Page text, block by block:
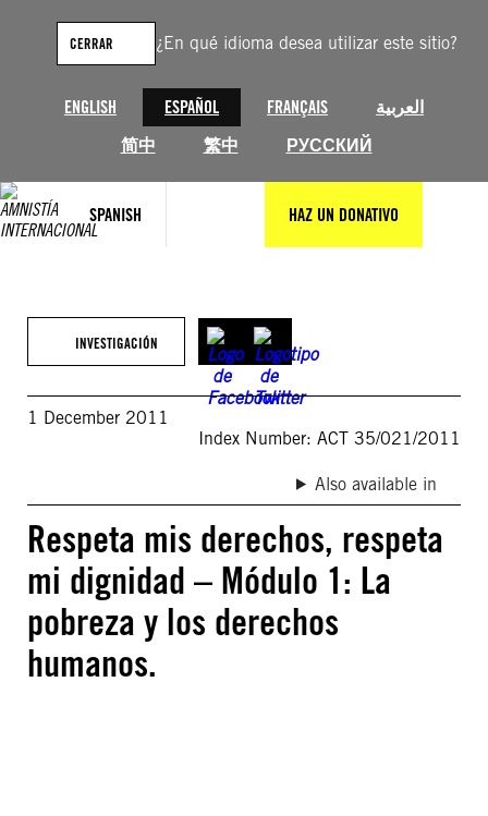
¿En qué idioma desea utilizar este sitio?
ENGLISH ESPAÑOL FRANÇAIS
العربية
简中
繁中 РУССКИЙ
CERRAR
SPANISH HAZ UN DONATIVO
contenido
INVESTIGACIÓN
1 December 2011
Index Number: ACT 35/021/2011
Also available in
Respeta mis derechos, respeta
mi dignidad – Módulo 1: La
pobreza y los derechos
humanos.